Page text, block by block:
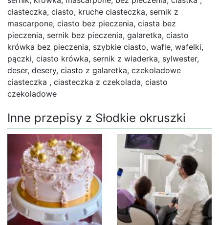
ciasteczka, ciasto, kruche ciasteczka, sernik z
mascarpone, ciasto bez pieczenia, ciasta bez
pieczenia, sernik bez pieczenia, galaretka, ciasto
krówka bez pieczenia, szybkie ciasto, wafle, wafelki,
pączki, ciasto krówka, sernik z wiaderka, sylwester,
deser, desery, ciasto z galaretka, czekoladowe
ciasteczka , ciasteczka z czekolada, ciasto
czekoladowe
Inne przepisy z Słodkie okruszki